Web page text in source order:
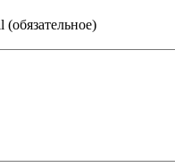
(обязательное)